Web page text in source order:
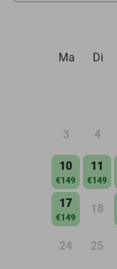
Ma
Di
3 4
10
€149
11
€149
17
€149
18
24 25